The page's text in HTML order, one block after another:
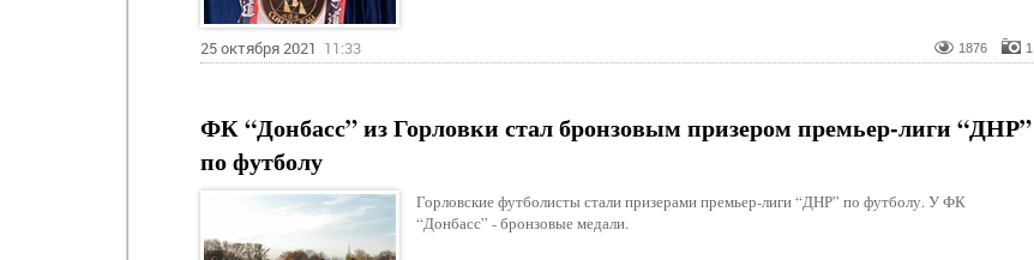
25 октября 2021 11:33 1876 1
ФК “Донбасс” из Горловки стал бронзовым призером премьер-лиги “ДНР”
по футболу
Горловские футболисты стали призерами премьер-лиги “ДНР” по футболу. У ФК
“Донбасс” - бронзовые медали.